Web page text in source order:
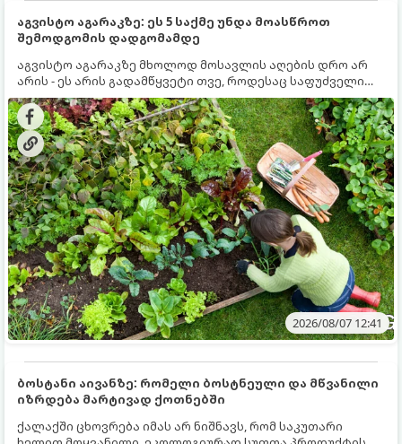
აგვისტო აგარაკზე: ეს 5 საქმე უნდა მოასწროთ
შემოდგომის დადგომამდე
აგვისტო აგარაკზე მხოლოდ მოსავლის აღების დრო არ
არის - ეს არის გადამწყვეტი თვე, როდესაც საფუძველი
ეყრება მომავალი წლის მოსავალს და ბაღი მზადდება
შემოდგომა-ზამთრის სეზონისთვის. იმისათვის, რომ
ნიადაგმა ენერგია აღიდგინოს, ხოლო მცენარეებმა
ზამთარს გაუძლონ, აგვისტოს ბოლომდე 5
მნიშვნელოვანი საქმის გაკეთება უნდა მოასწროთ:
2026/08/07 12:41
ბოსტანი აივანზე: რომელი ბოსტნეული და მწვანილი
იზრდება მარტივად ქოთნებში
ქალაქში ცხოვრება იმას არ ნიშნავს, რომ საკუთარი